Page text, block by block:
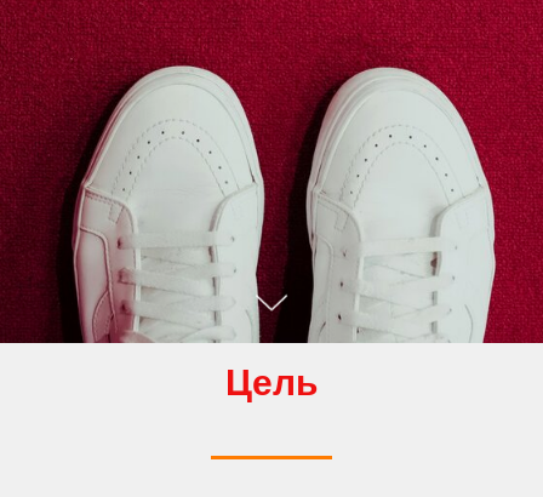
Цель